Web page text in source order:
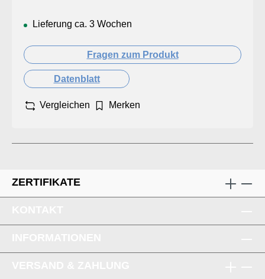
Lieferung ca. 3 Wochen
Fragen zum Produkt
Datenblatt
Vergleichen Merken
ZERTIFIKATE